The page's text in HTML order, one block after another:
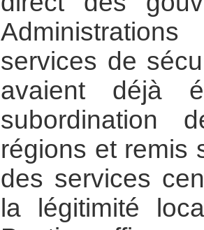
services de
avaient déjà
subordination
régions et remis
des services
la légitimité